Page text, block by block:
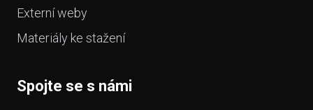
Externí weby
Materiály ke stažení
Spojte se s námi